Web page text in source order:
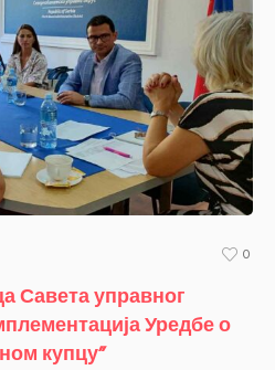
0
Савета управног
Уредбе о
купцу”